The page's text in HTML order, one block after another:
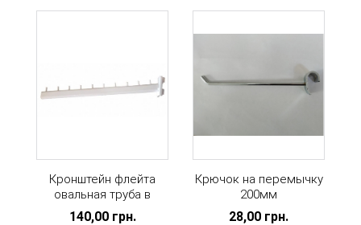
Кронштейн флейта
овальная труба в
стойку белая
140,00 грн.
Крючок на перемычку
200мм
28,00 грн.